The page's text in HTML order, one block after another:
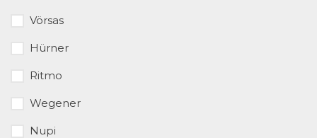
Vörsas
Hürner
Ritmo
Wegener
Nupi